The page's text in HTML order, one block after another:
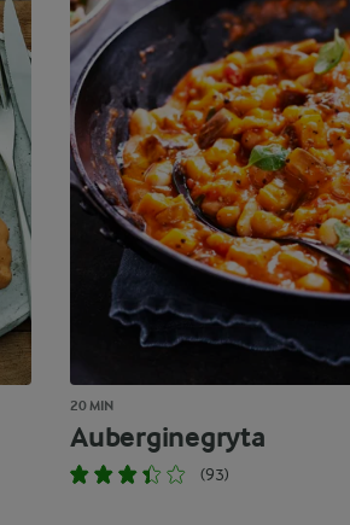
20 MIN
Auberginegryta
(93)